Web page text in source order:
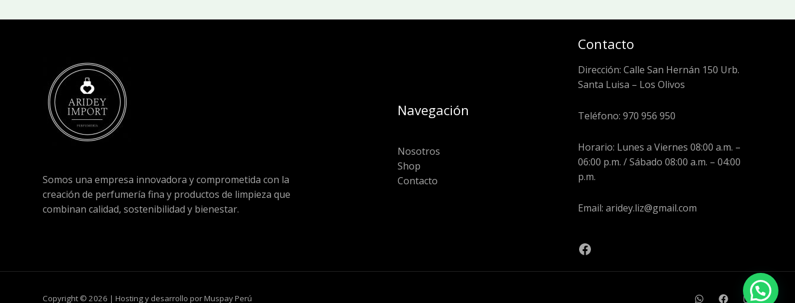
Somos una empresa innovadora y comprometida con la
creación de perfumería fina y productos de limpieza que
combinan calidad, sostenibilidad y bienestar.
Navegación
Nosotros
Shop
Contacto
Contacto
Dirección: Calle San Hernán 150 Urb.
Santa Luisa – Los Olivos
Teléfono: 970 956 950
Horario: Lunes a Viernes 08:00 a.m. –
06:00 p.m. / Sábado 08:00 a.m. – 04:00
p.m.
Email: aridey.liz@gmail.com
Copyright © 2026 | Hosting y desarrollo por Muspay Perú